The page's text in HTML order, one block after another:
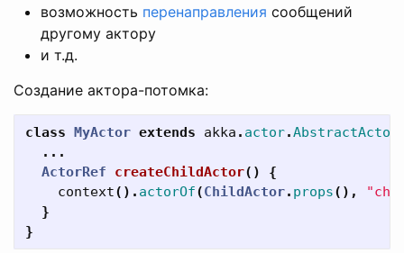
возможность перенаправления сообщений
другому актору
и т.д.
Создание актора-потомка:
class MyActor extends akka . actor.AbstractActor
...
ActorRef
createChildActor()
{
context(). actorOf(ChildActor. props(),
}
}